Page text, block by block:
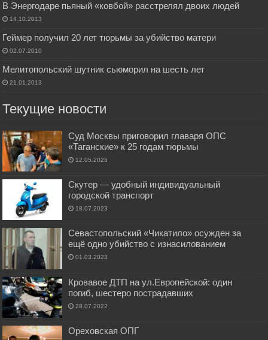
В Энергодаре пьяный «ковбой» расстрелял двоих людей
14.10.2013
Геймер получил 20 лет тюрьмы за убийство матери
02.07.2010
Мелитопольский шутник сьюморил на шесть лет
21.01.2013
Текущие новости
Суд Москвы приговорил главаря ОПС
«Таганские» к 25 годам тюрьмы
12.05.2025
Скутер — удобный индивидуальный
городской транспорт
18.07.2023
Севастопольский «Чикатило» осужден за
ещё одно убийство с изнасилованием
01.03.2023
Кровавое ДТП на ул.Европейской: один
погиб, шестеро пострадавших
28.07.2022
Ореховская ОПГ